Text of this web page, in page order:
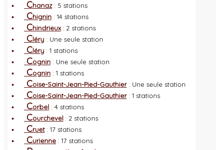
Chanaz: 5 stations
Chignin : 14 stations
Chindrieux: 2 stations
Cléry : Une seule station
Cléry : 1 stations
Cognin : Une seule station
Cognin : 1 stations
Coise-Saint-Jean-Pied-Gauthier: Une seule station
Coise-Saint-Jean-Pied-Gauthier: 1 stations
Corbel : 4 stations
Courchevel : 2 stations
Cruet: 17 stations
Curienne : 17 stations